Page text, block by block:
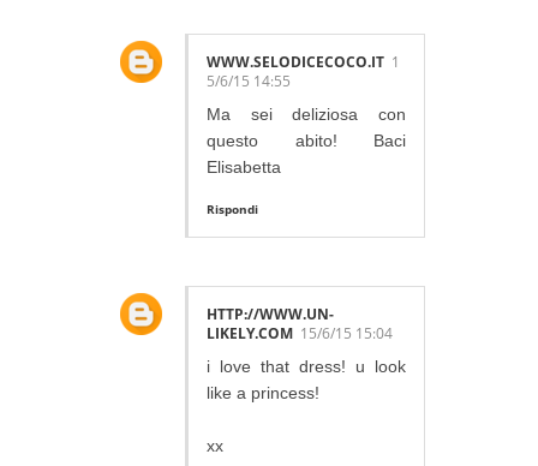
WWW.SELODICECOCO.IT 1
5/6/15 14:55
Ma sei deliziosa con
questo abito! Baci
Elisabetta
Rispondi
HTTP://WWW.UN-
LIKELY.COM 15/6/15 15:04
i love that dress! u look
like a princess!
xx